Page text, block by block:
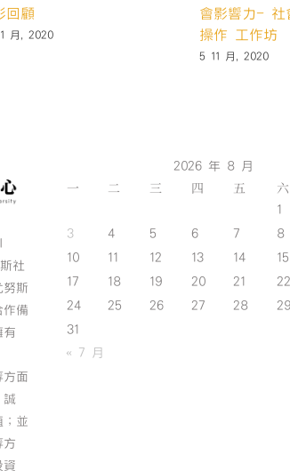
滿載而歸！
月, 2020
社
努斯
作備
有
面
誠
；並
方
資
2026 年 8 月
一 二 三 四 五 六
1
3
4 5 6 7 8
10
11 12 13 14 15
17
18 19 20 21 22
24
25 26 27 28 29
31
« 7 月